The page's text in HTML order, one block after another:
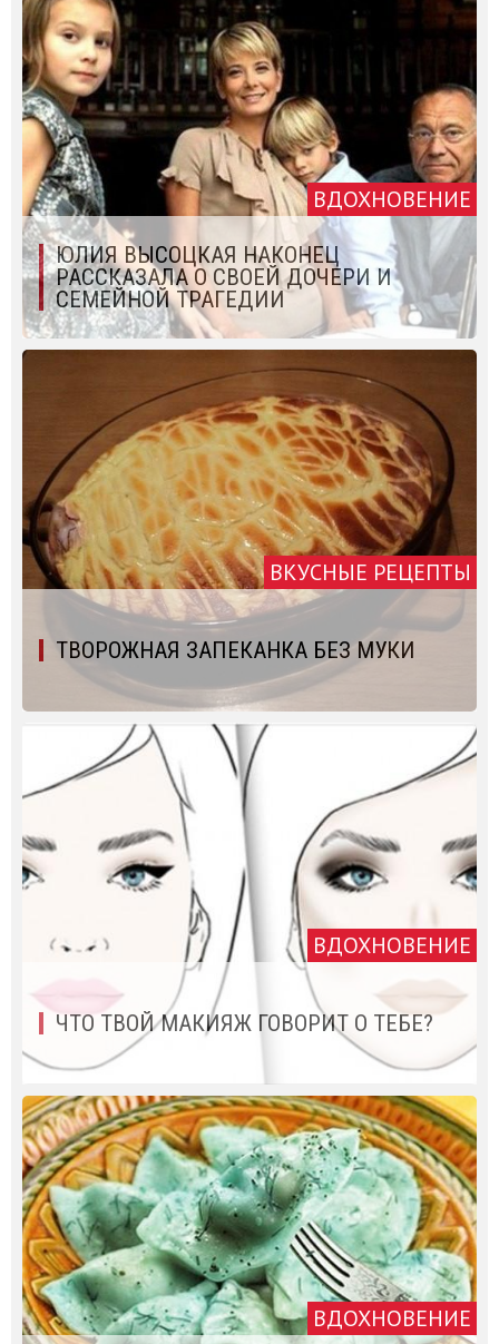
ВДОХНОВЕНИЕ
ЮЛИЯ ВЫСОЦКАЯ НАКОНЕЦ
РАССКАЗАЛА О СВОЕЙ ДОЧЕРИ И
СЕМЕЙНОЙ ТРАГЕДИИ
ВКУСНЫЕ РЕЦЕПТЫ
ТВОРОЖНАЯ ЗАПЕКАНКА БЕЗ МУКИ
ВДОХНОВЕНИЕ
ЧТО ТВОЙ МАКИЯЖ ГОВОРИТ О ТЕБЕ?
ВДОХНОВЕНИЕ